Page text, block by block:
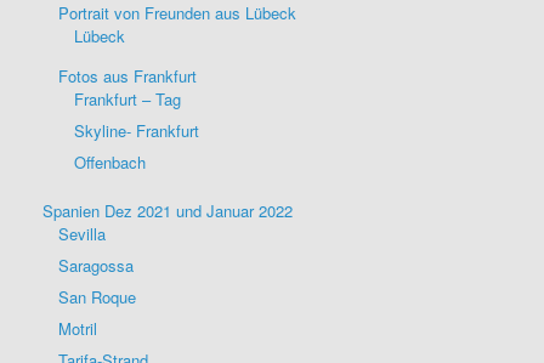
Portrait von Freunden aus Lübeck
Lübeck
Fotos aus Frankfurt
Frankfurt – Tag
Skyline- Frankfurt
Offenbach
Spanien Dez 2021 und Januar 2022
Sevilla
Saragossa
San Roque
Motril